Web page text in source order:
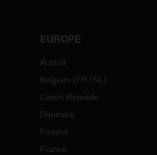
EUROPE
Austria
Belgium (FR NL )
Czech Republic
Denmark
Finland
France